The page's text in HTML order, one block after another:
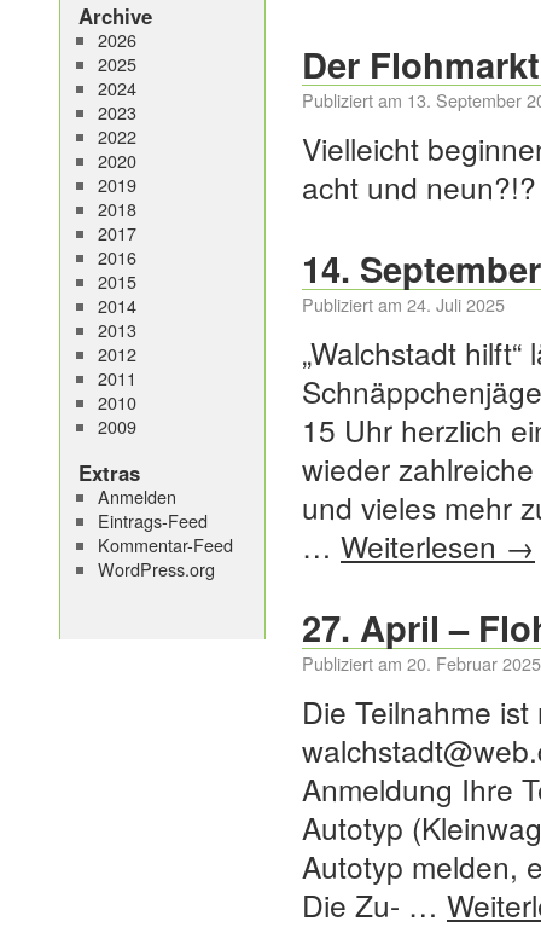
Der
Publiziert am 13. September
Vielleicht
acht und
14.
Publiziert am 24. Juli 2025
„Walchstadt
15 Uhr herzlich
wieder
und vieles mehr
… Weiterlesen →
27. April –
Publiziert am 20. Februar 2025
Die Teilnahme
Anmeldung Ihre
Autotyp
Autotyp melden,
Die Zu- …
Archive
2026
2025
2024
2023
2022
2020
2019
2018
2017
2016
2015
2014
2013
2012
2011
2010
2009
Extras
Anmelden
Eintrags-Feed
Kommentar-Feed
WordPress.org